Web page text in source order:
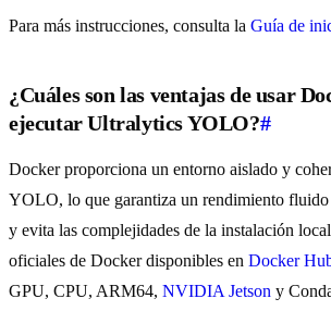
Para más instrucciones, consulta la Guía de
¿Cuáles son las ventajas de usar
ejecutar Ultralytics YOLO?#
Docker proporciona un entorno aislado y
YOLO, lo que garantiza un rendimiento fluido
y evita las complejidades de la instalación
oficiales de Docker disponibles en Docker
GPU, CPU, ARM64, NVIDIA Jetson y